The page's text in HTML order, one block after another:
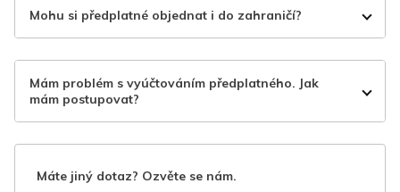
Mohu si předplatné objednat i do zahraničí?
Mám problém s vyúčtováním předplatného. Jak
mám postupovat?
Máte jiný dotaz? Ozvěte se nám.